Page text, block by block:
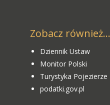
Zobacz również...
Dziennik Ustaw
Monitor Polski
Turystyka Pojezierze
podatki.gov.pl